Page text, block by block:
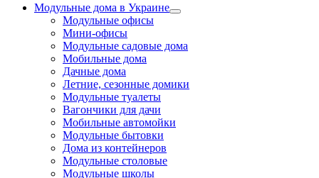
Модульные дома в Украине
Модульные офисы
Мини-офисы
Модульные садовые дома
Мобильные дома
Дачные дома
Летние, сезонные домики
Модульные туалеты
Вагончики для дачи
Мобильные автомойки
Модульные бытовки
Дома из контейнеров
Модульные столовые
Модульные школы